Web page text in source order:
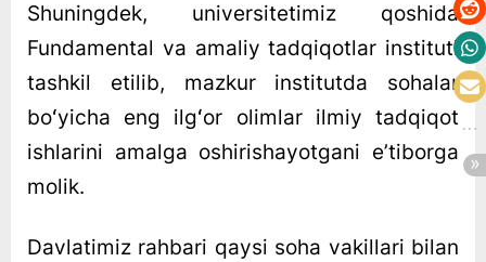
Shuningdek, universitetimiz qoshida
Fundamental va amaliy tadqiqotlar instituti
tashkil etilib, mazkur institutda sohalar
boʻyicha eng ilgʻor olimlar ilmiy tadqiqot
ishlarini amalga oshirishayotgani eʼtiborga
molik.
Davlatimiz rahbari qaysi soha vakillari bilan